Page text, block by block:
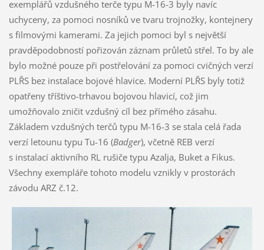
exemplářů vzdušného terče typu M-16-3 byly navíc
uchyceny, za pomoci nosníků ve tvaru trojnožky, kontejnery
s filmovými kamerami. Za jejich pomoci byl s největší
pravděpodobností pořizován záznam průletů střel. To by ale
bylo možné pouze při postřelování za pomoci cvičných verzí
PLŘS bez instalace bojové hlavice. Moderní PLŘS byly totiž
opatřeny tříštivo-trhavou bojovou hlavicí, což jim
umožňovalo zničit vzdušný cíl bez přímého zásahu.
Základem vzdušných terčů typu M-16-3 se stala celá řada
verzí letounu typu Tu-16 (Badger), včetně REB verzí
s instalací aktivního RL rušiče typu Azalja, Buket a Fikus.
Všechny exempláře tohoto modelu vznikly v prostorách
závodu ARZ č.12.